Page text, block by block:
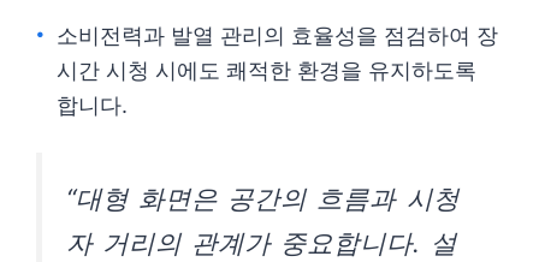
소비전력과 발열 관리의 효율성을 점검하여 장
시간 시청 시에도 쾌적한 환경을 유지하도록
합니다.
“대형 화면은 공간의 흐름과 시청
자 거리의 관계가 중요합니다. 설